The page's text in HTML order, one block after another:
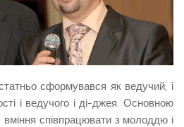
сформувався як ведучий, і
і ведучого і ді-джея. Основною
співпрацювати з молоддю і